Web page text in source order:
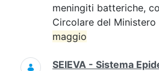
meningiti batteriche,
Circolare del
maggio
SEIEVA - Sistema